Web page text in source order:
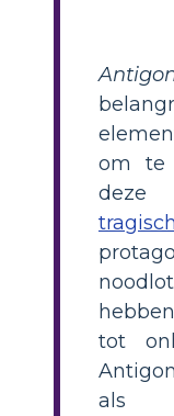
om te
deze
tot
als